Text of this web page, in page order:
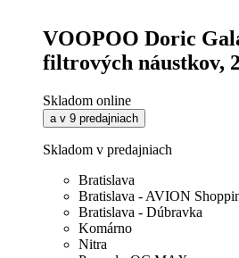
VOOPOO Doric
filtrových náustkov,
Skladom online
a v 9 predajniach
Skladom v predajniach
Bratislava
Bratislava - AVION
Bratislava - Dúbravka
Komárno
Nitra